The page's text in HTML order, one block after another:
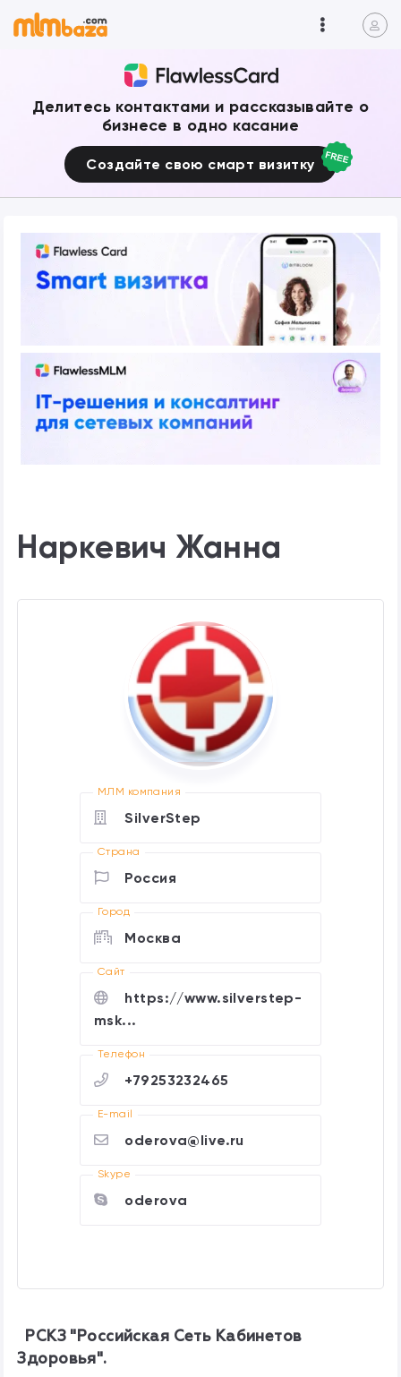
Делитесь контактами и рассказывайте о
бизнесе в одно касание
Создайте свою смарт визитку
Наркевич Жанна
МЛМ компания
SilverStep
Страна
Россия
Город
Москва
Cайт
https://www.silverstep-
msk...
Телефон
+79253232465
E-mail
oderova@live.ru
Skype
oderova
РСКЗ "Российская Сеть Кабинетов
Здоровья".